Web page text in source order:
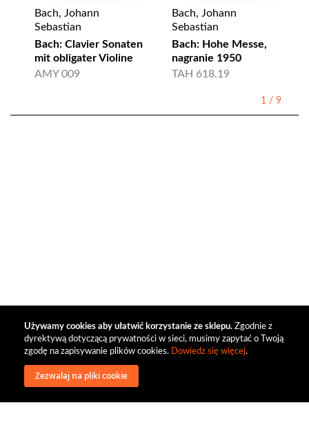
Używamy cookies aby ułatwić korzystanie ze sklepu. Zgodnie z
dyrektywą dotyczącą prywatności w sieci, musimy zapytać o Twoją
zgodę na zapisywanie plików cookies. Dowiedz się więcej.
Zezwalaj na pliki cookie
Bach, Johann
Sebastian
Bach: Clavier Sonaten
mit obligater Violine
AMY 009
Bach, Johann
Sebastian
Bach: Hohe Messe,
nagranie 1950
TAH 618.19
1 / 9